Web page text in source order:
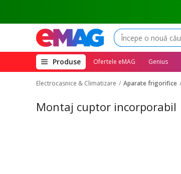
Produse(deschide
megameniul)
Ofertele eMAG Genius
Electrocasnice & Climatizare Aparate frigorifice
Montaj cuptor incorporabil